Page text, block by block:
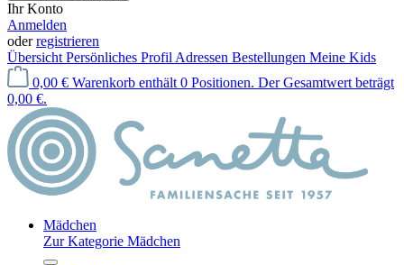
Ihr Konto
Anmelden
oderregistrieren
Übersicht Persönliches Profil Adressen Bestellungen Meine Kids
0,00 € Warenkorb enthält 0 Positionen. Der Gesamtwert beträgt
0,00 €.
Mädchen
Zur Kategorie Mädchen